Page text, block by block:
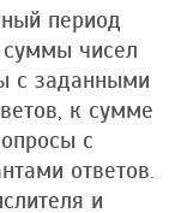
период
суммы чисел
с заданными
к сумме
с
ответов.
и